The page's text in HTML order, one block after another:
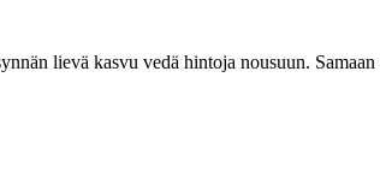
lievä kasvu vedä hintoja nousuun.